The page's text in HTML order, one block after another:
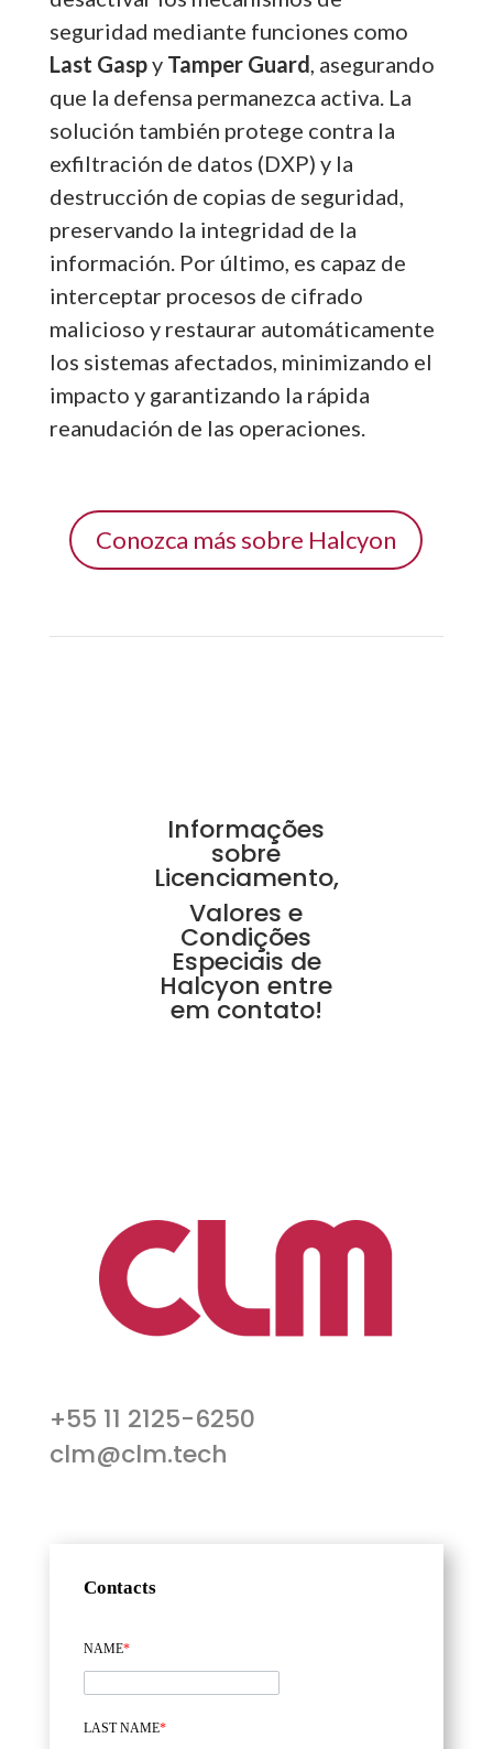
seguridad mediante funciones como
Last Gaspy Tamper Guard , asegurando
que la defensa permanezca activa. La
solución también protege contra la
exfiltración de datos (DXP) y la
destrucción de copias de seguridad,
preservando la integridad de la
información. Por último, es capaz de
interceptar procesos de cifrado
malicioso y restaurar automáticamente
los sistemas afectados, minimizando el
impacto y garantizando la rápida
reanudación de las operaciones.
Conozca más sobre Halcyon
Informações
sobre
Licenciamento,
Valores e
Condições
Especiais de
Halcyon entre
em contato!
+55 11 2125-6250
clm@clm.tech
Contacts
NAME*
LAST NAME*